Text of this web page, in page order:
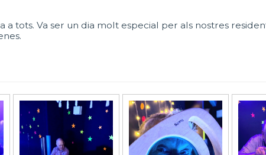
a tots. Va ser un dia molt especial per als nostres